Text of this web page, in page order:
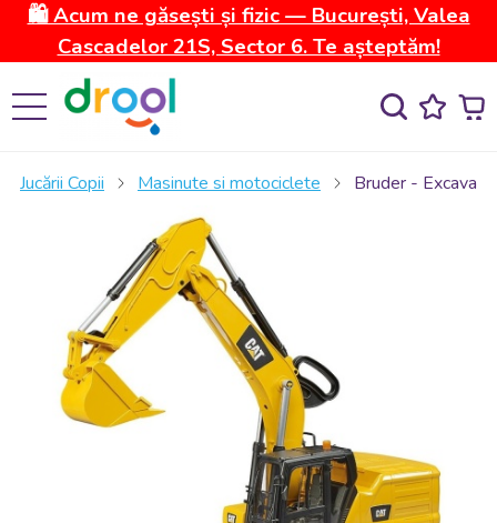
🛍️ Acum ne găsești și fizic — București, Valea
Cascadelor 21S, Sector 6. Te așteptăm!
Jucării Copii Masinute si motociclete Bruder -